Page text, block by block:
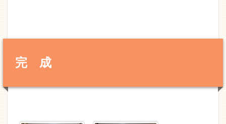
洗面・脱衣所 施工前の状態です
トイレ 施工前の状態です
完 成